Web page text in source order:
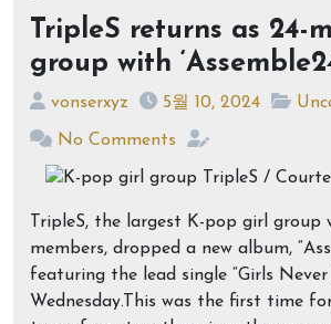
TripleS returns as 24-
group with
vonserxyz 5월 10, 2024
No Comments
TripleS, the largest K-pop girl group
members, dropped a new album,
featuring the lead single “Girls Never
Wednesday.This was the first time